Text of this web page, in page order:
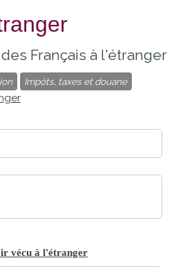
Français à l'étranger
Impôts, taxes et douane
vécu à l'étranger